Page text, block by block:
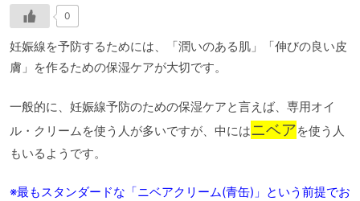
0
妊娠線を予防するためには、「潤いのある肌」「伸びの良い皮
膚」を作るための保湿ケアが大切です。
一般的に、妊娠線予防のための保湿ケアと言えば、専用オイ
ル・クリームを使う人が多いですが、中にはニベアを使う人
もいるようです。
※最もスタンダードな「ニベアクリーム(青缶)」という前提でお